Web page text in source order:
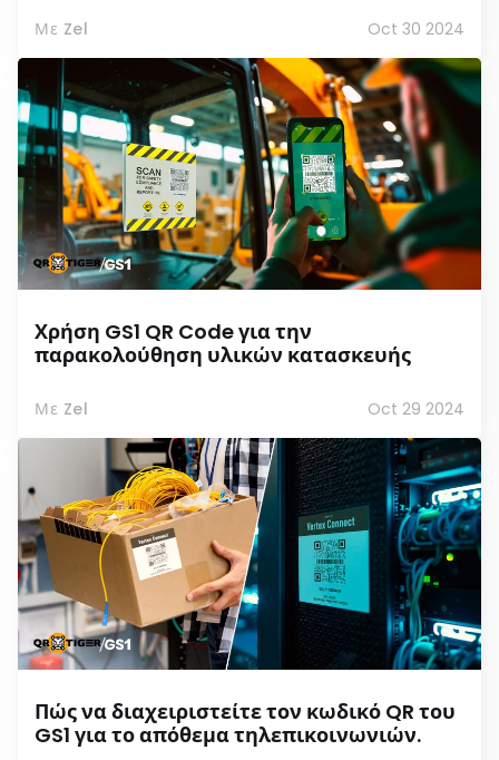
Με Zel Oct 30 2024
Χρήση GS1 QR Code για την
παρακολούθηση υλικών κατασκευής
Με Zel Oct 29 2024
Πώς να διαχειριστείτε τον κωδικό QR του
GS1 για το απόθεμα τηλεπικοινωνιών.